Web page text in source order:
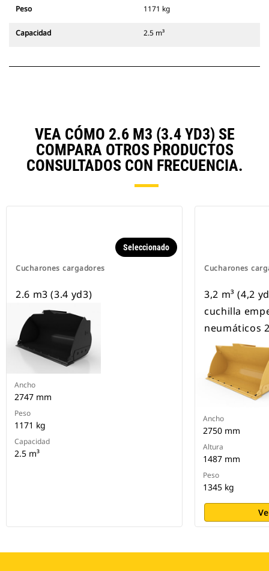
Peso 1171 kg
Capacidad 2.5 m³
VEA CÓMO 2.6 M3 (3.4 YD3) SE
COMPARA OTROS PRODUCTOS
CONSULTADOS CON FRECUENCIA.
Cucharones cargadores
Seleccionado
2.6 m3 (3.4 yd3)
Ancho
2747 mm
Peso
1171 kg
Capacidad
2.5 m³
Cucharones
3,2 m³ (4,2
cuchilla
neumáticos
Ancho
2750 mm
Altura
1487 mm
Peso
1345 kg